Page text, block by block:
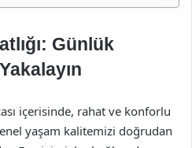
Günlük
içerisinde, rahat ve konforlu
yaşam kalitemizi doğrudan